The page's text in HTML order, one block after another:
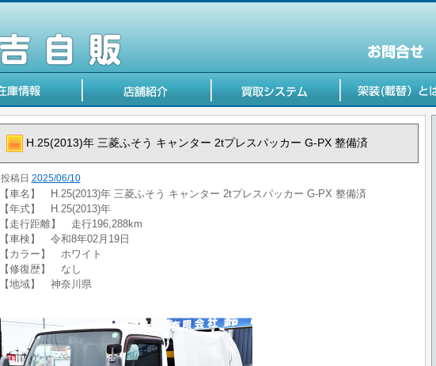
H.25(2013)年 三菱ふそう キャンター 2tプレスパッカー G-PX 整備済
投稿日 2025/06/10
【車名】 H.25(2013)年 三菱ふそう キャンター 2tプレスパッカー G-PX 整備済
【年式】 H.25(2013)年
【走行距離】 走行196,288km
【車検】 令和8年02月19日
【カラー】 ホワイト
【修復歴】 なし
【地域】 神奈川県